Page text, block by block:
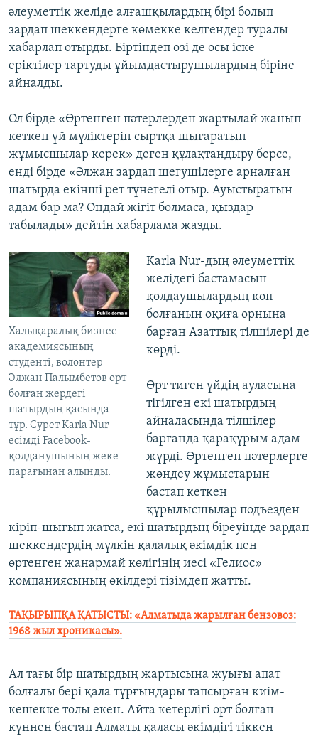
әлеуметтік желіде алғашқылардың бірі болып
зардап шеккендерге көмекке келгендер туралы
хабарлап отырды. Біртіндеп өзі де осы іске
еріктілер тартуды ұйымдастырушылардың біріне
айналды.
Ол бірде «Өртенген пәтерлерден жартылай жанып
кеткен үй мүліктерін сыртқа шығаратын
жұмысшылар керек» деген құлақтандыру берсе,
енді бірде «Әлжан зардап шегушілерге арналған
шатырда екінші рет түнегелі отыр. Ауыстыратын
адам бар ма? Ондай жігіт болмаса, қыздар
табылады» дейтін хабарлама жазды.
Халықаралық бизнес
академиясының
студенті, волонтер
Әлжан Палымбетов өрт
болған жердегі
шатырдың қасында
тұр. Сурет Karla Nur
есімді Facebook-
қолданушының жеке
парағынан алынды.
​Karla Nur-дың әлеуметтік
желідегі бастамасын
қолдаушылардың көп
болғанын оқиға орнына
барған Азаттық тілшілері де
көрді.
Өрт тиген үйдің ауласына
тігілген екі шатырдың
айналасында тілшілер
барғанда қарақұрым адам
жүрді. Өртенген пәтерлерге
жөндеу жұмыстарын
бастап кеткен
құрылысшылар подъезден
кіріп-шығып жатса, екі шатырдың біреуінде зардап
шеккендердің мүлкін қалалық әкімдік пен
өртенген жанармай көлігінің иесі «Гелиос»
компаниясының өкілдері тізімдеп жатты.
ТАҚЫРЫПҚА ҚАТЫСТЫ: «Алматыда жарылған бензовоз:
1968 жыл хроникасы».
Ал тағы бір шатырдың жартысына жуығы апат
болғалы бері қала тұрғындары тапсырған киім-
кешекке толы екен. Айта кетерлігі өрт болған
күннен бастап Алматы қаласы әкімдігі тіккен